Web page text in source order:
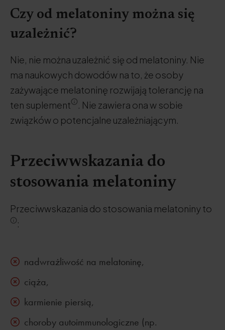
Czy od melatoniny można się
uzależnić?
Nie, nie można uzależnić się od melatoniny. Nie
ma naukowych dowodów na to, że osoby
zażywające melatoninę rozwijają tolerancję na
ten suplement
. Nie zawiera ona w sobie
związków o potencjalne uzależniającym.
Przeciwwskazania do
stosowania melatoniny
Przeciwwskazania do stosowania melatoniny to
:
nadwrażliwość na melatoninę,
ciąża,
karmienie piersią,
choroby autoimmunologiczne (np.